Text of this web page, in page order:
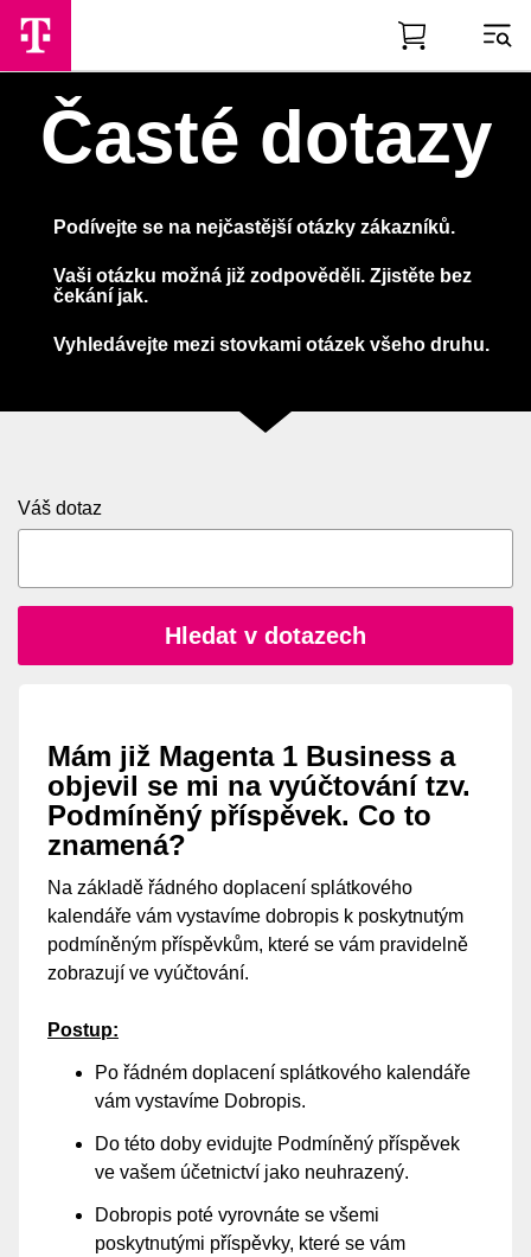
Skip to Main Content
Časté dotazy
Podívejte se na nejčastější otázky zákazníků.
Vaši otázku možná již zodpověděli. Zjistěte bez
čekání jak.
Vyhledávejte mezi stovkami otázek všeho druhu.
Váš dotaz
Hledat v dotazech
Mám již Magenta 1 Business a
objevil se mi na vyúčtování tzv.
Podmíněný příspěvek. Co to
znamená?
Na základě řádného doplacení splátkového
kalendáře vám vystavíme dobropis k poskytnutým
podmíněným příspěvkům, které se vám pravidelně
zobrazují ve vyúčtování.
Postup:
Po řádném doplacení splátkového kalendáře
vám vystavíme Dobropis.
Do této doby evidujte Podmíněný příspěvek
ve vašem účetnictví jako neuhrazený.
Dobropis poté vyrovnáte se všemi
poskytnutými příspěvky, které se vám